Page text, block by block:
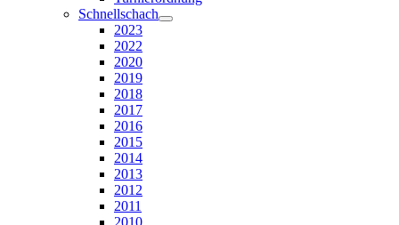
Schnellschach
2023
2022
2020
2019
2018
2017
2016
2015
2014
2013
2012
2011
2010